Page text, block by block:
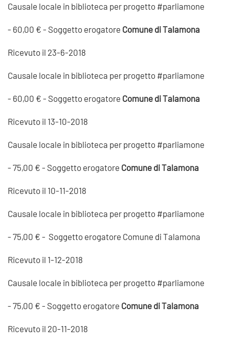
Causale locale in biblioteca per progetto #parliamone
- 60,00 € - Soggetto erogatore Comune di Talamona
Ricevuto il 23-6-2018
Causale locale in biblioteca per progetto #parliamone
- 60,00 € - Soggetto erogatore Comune di Talamona
Ricevuto il 13-10-2018
Causale locale in biblioteca per progetto #parliamone
- 75,00 € - Soggetto erogatore Comune di Talamona
Ricevuto il 10-11-2018
Causale locale in biblioteca per progetto #parliamone
- 75,00 € - Soggetto erogatore Comune di Talamona
Ricevuto il 1-12-2018
Causale locale in biblioteca per progetto #parliamone
- 75,00 € - Soggetto erogatore Comune di Talamona
Ricevuto il 20-11-2018